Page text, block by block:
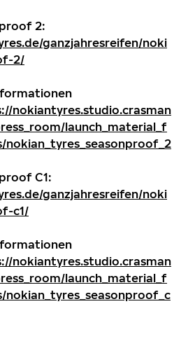
2:
ganzjahresreifen/noki
2/
nokiantyres.studio.crasman
launch_material_f
nokian_tyres_seasonproof_2
C1:
ganzjahresreifen/noki
c1/
nokiantyres.studio.crasman
launch_material_f
nokian_tyres_seasonproof_c